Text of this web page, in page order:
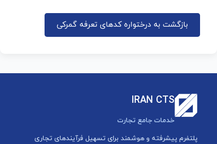
بازگشت به درختواره کدهای تعرفه گمرکی
IRAN CTS
خدمات جامع تجارت
پلتفرم پیشرفته و هوشمند برای تسهیل فرآیندهای تجاری